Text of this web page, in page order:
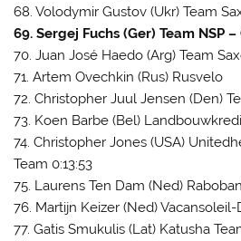
68. Volodymir Gustov (Ukr) Team
69. Sergej Fuchs (Ger) Team NSP –
70. Juan José Haedo (Arg) Team
71. Artem Ovechkin (Rus) Rusvelo
72. Christopher Juul Jensen (Den)
73. Koen Barbe (Bel)
74. Christopher Jones (USA)
Team 0:13:53
75. Laurens Ten Dam (Ned)
76. Martijn Keizer (Ned)
77. Gatis Smukulis (Lat) Katusha